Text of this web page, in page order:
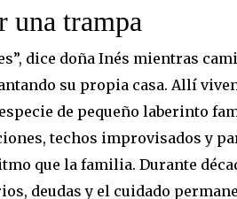
una trampa
dice doña Inés mientras
su propia casa. Allí
de pequeño laberinto
techos improvisados y
que la familia. Durante
deudas y el cuidado